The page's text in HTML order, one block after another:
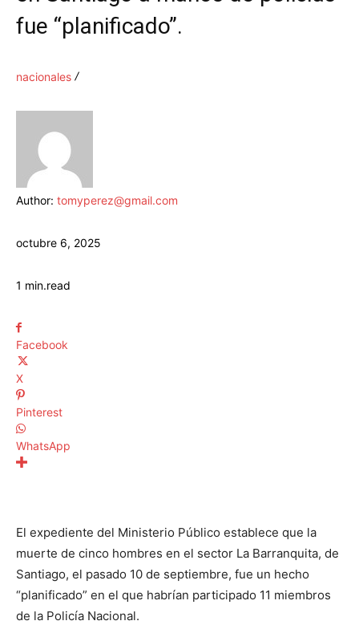
fue “planificado”.
nacionales
Author: tomyperez@gmail.com
octubre 6, 2025
1 min.read
Facebook
X
Pinterest
WhatsApp
El expediente del Ministerio Público establece que la
muerte de cinco hombres en el sector La Barranquita, de
Santiago, el pasado 10 de septiembre, fue un hecho
“planificado” en el que habrían participado 11 miembros
de la Policía Nacional.